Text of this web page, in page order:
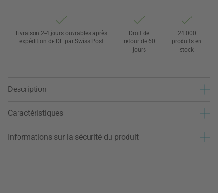
Livraison 2-4 jours ouvrables après
expédition de DE par Swiss Post
Droit de
retour de 60
jours
24 000
produits en
stock
Description
Caractéristiques
Informations sur la sécurité du produit